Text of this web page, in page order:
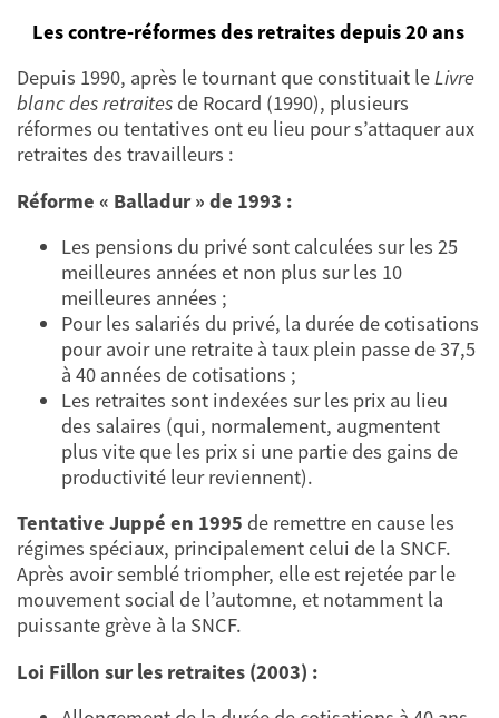
Les contre-réformes des retraites depuis 20 ans
Depuis 1990, après le tournant que constituait leLivre
blanc des retraites de Rocard (1990), plusieurs
réformes ou tentatives ont eu lieu pour s’attaquer aux
retraites des travailleurs :
Réforme « Balladur » de 1993 :
Les pensions du privé sont calculées sur les 25
meilleures années et non plus sur les 10
meilleures années ;
Pour les salariés du privé, la durée de cotisations
pour avoir une retraite à taux plein passe de 37,5
à 40 années de cotisations ;
Les retraites sont indexées sur les prix au lieu
des salaires (qui, normalement, augmentent
plus vite que les prix si une partie des gains de
productivité leur reviennent).
Tentative Juppé en 1995 de remettre en cause les
régimes spéciaux, principalement celui de la SNCF.
Après avoir semblé triompher, elle est rejetée par le
mouvement social de l’automne, et notamment la
puissante grève à la SNCF.
Loi Fillon sur les retraites (2003) :